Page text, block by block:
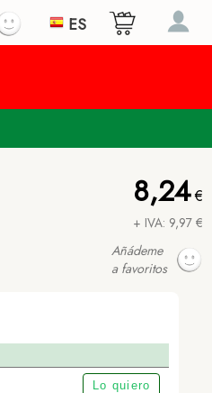
ES
8,24€
+ IVA: 9,97 €
Añádeme
a favoritos
Lo quiero